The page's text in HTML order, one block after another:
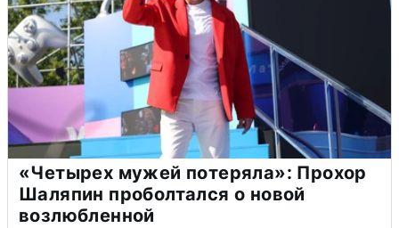
«Четырех мужей потеряла»: Прохор
Шаляпин проболтался о новой
возлюбленной